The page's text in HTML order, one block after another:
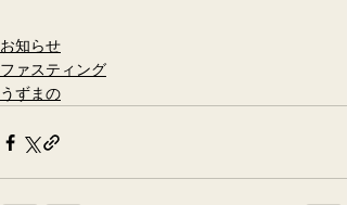
お知らせ
ファスティング
うずまの